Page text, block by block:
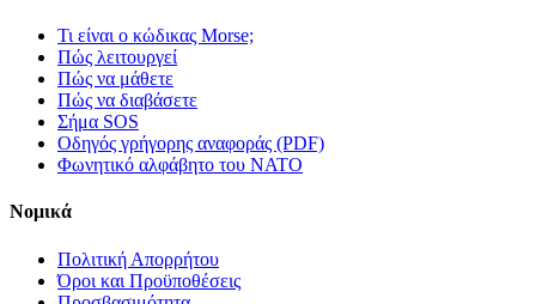
Τι είναι ο κώδικας Morse;
Πώς λειτουργεί
Πώς να μάθετε
Πώς να διαβάσετε
Σήμα SOS
Οδηγός γρήγορης αναφοράς (PDF)
Φωνητικό αλφάβητο του ΝΑΤΟ
Νομικά
Πολιτική Απορρήτου
Όροι και Προϋποθέσεις